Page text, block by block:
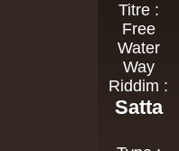
Titre :
Free
Water
Way
Riddim :
Satta